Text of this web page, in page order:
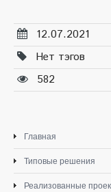
12.07.2021
Нет тэгов
582
Главная
Типовые решения
Реализованные